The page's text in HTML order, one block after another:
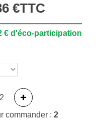
€TTC
€ d'éco-participation
commander : 2